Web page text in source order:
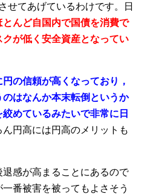
せてあげているわけです。日
とんど自国内で国債を消費で
が低く安全資産となってい
の信頼が高くなっており，
はなんか本末転倒というか
めているみたいで非常に日
ん円高には円高のメリットも
感が高まることにあるので
番被害を被ってもよさそう